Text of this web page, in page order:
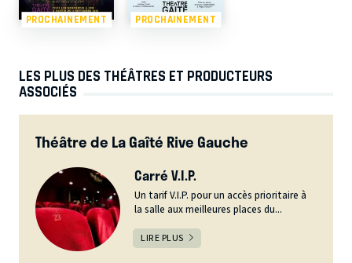
PROCHAINEMENT PROCHAINEMENT
LES PLUS DES THÉÂTRES ET PRODUCTEURS
ASSOCIÉS
Théâtre de La Gaîté Rive Gauche
Carré V.I.P.
Un tarif V.I.P. pour un accès prioritaire à
la salle aux meilleures places du...
LIRE PLUS